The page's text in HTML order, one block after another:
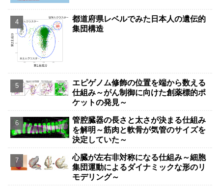
都道府県レベルでみた日本人の遺伝的
集団構造
エピゲノム修飾の位置を端から数える
仕組み～がん制御に向けた創薬標的ポ
ケットの発見～
管腔臓器の長さと太さが決まる仕組み
を解明～筋肉と軟骨が気管のサイズを
決定していた～
心臓が左右非対称になる仕組み～細胞
集団運動によるダイナミックな形のリ
モデリング～